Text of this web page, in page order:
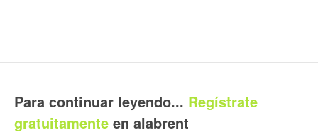
Para continuar leyendo... Regístrate
gratuitamente en alabrent